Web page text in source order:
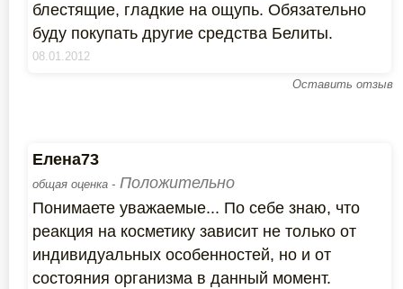
блестящие, гладкие на ощупь. Обязательно
буду покупать другие средства Белиты.
08.01.2012
Оставить отзыв
Елена73
общая оценка - Положительно
Понимаете уважаемые... По себе знаю, что
реакция на косметику зависит не только от
индивидуальных особенностей, но и от
состояния организма в данный момент.